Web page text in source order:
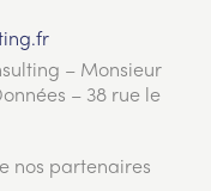
– Monsieur
– 38 rue le
nos partenaires